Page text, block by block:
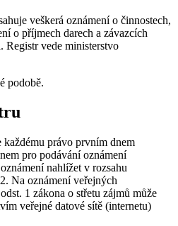
veškerá oznámení o činnostech,
o příjmech darech a závazcích
Registr vede ministerstvo
podobě.
každému právo prvním dnem
pro podávání oznámení
nahlížet v rozsahu
Na oznámení veřejných
1 zákona o střetu zájmů může
veřejné datové sítě (internetu)